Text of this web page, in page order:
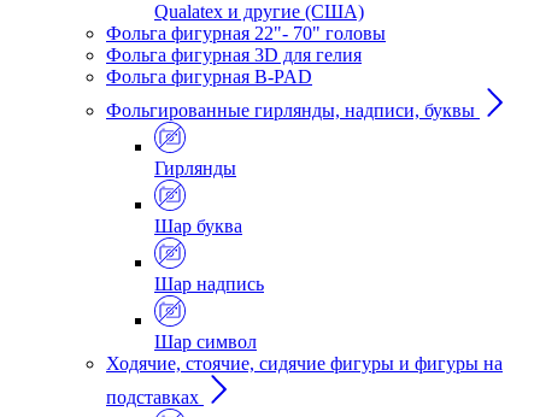
Qualatex и другие (США)
Фольга фигурная 22"- 70" головы
Фольга фигурная 3D для гелия
Фольга фигурная B-PAD
Фольгированные гирлянды, надписи, буквы
Гирлянды
Шар буква
Шар надпись
Шар символ
Ходячие, стоячие, сидячие фигуры и фигуры на
подставках